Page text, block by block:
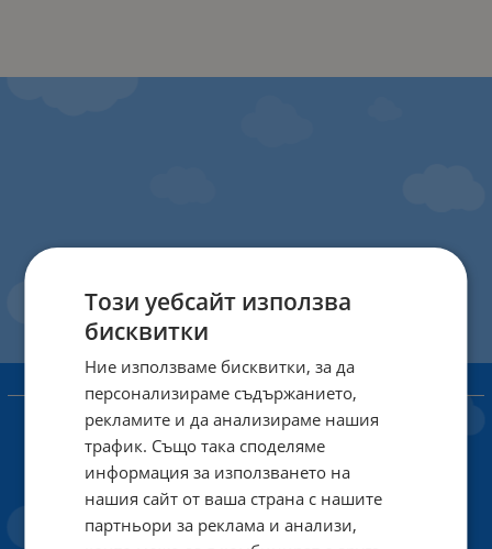
ИНФОРМАЦИЯ
Доставка и плащане
Общи условия за ползване
Политиката за поверителност
Политика за използване на бисквитки
Този уебсайт използва
бисквитки
Ние използваме бисквитки, за да
персонализираме съдържанието,
рекламите и да анализираме нашия
трафик. Също така споделяме
информация за използването на
нашия сайт от ваша страна с нашите
партньори за реклама и анализи,